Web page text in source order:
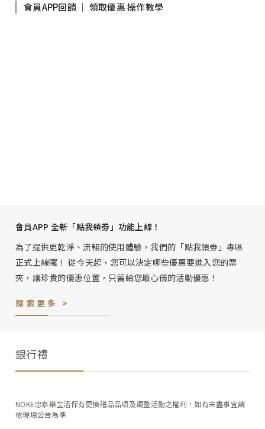
會員APP回饋 │ 領取優惠 操作教學
會員APP 全新「點我領劵」功能上線！
為了提供更乾淨、流暢的使用體驗，我們的「點我領劵」專區
正式上線囉！ 從今天起，您可以決定哪些優惠要進入您的票
夾，讓珍貴的優惠位置，只留給您最心儀的活動優惠！
探索更多 >
銀行禮
NOKE忠泰樂生活保有更換贈品品項及調整活動之權利，如有未盡事宜請
依現場公告為準